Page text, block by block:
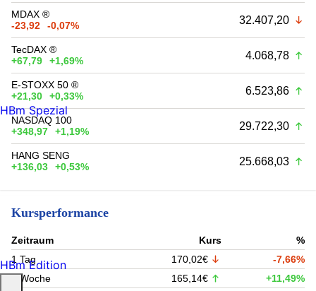
MDAX ®
-23,92
-0,07% 32.407,20
TecDAX ®
+67,79
+1,69% 4.068,78
E-STOXX 50 ®
+21,30
+0,33% 6.523,86
NASDAQ 100
+348,97
+1,19% 29.722,30
HANG SENG
+136,03
+0,53% 25.668,03
Kursperformance
Zeitraum Kurs
%
1 Tag
170,02€
-7,66%
1 Woche
165,14€
+11,49%
HBm Spezial
HBm Edition